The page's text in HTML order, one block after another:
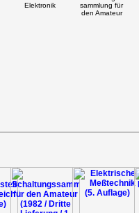
Elektronik
sammlung für
den Amateur